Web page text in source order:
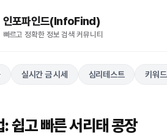
인포파인드(InfoFind)​​​​
빠르고 정확한 정보 검색 커뮤니티
실시간 금 시세 심리테스트 키워
쉽고 빠른 서리태 콩장